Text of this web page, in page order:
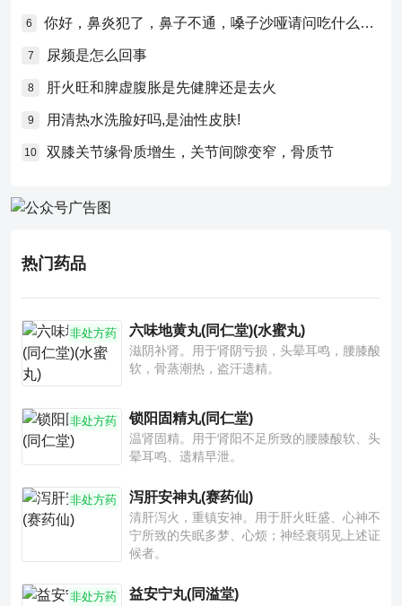
6 你好，鼻炎犯了，鼻子不通，嗓子沙哑请问吃什么药比较好？
7 尿频是怎么回事
8 肝火旺和脾虚腹胀是先健脾还是去火
9 用清热水洗脸好吗,是油性皮肤!
10 双膝关节缘骨质增生，关节间隙变窄，骨质节
热门药品
非处方药 六味地黄丸(同仁堂)(水蜜丸)
滋阴补肾。用于肾阴亏损，头晕耳鸣，腰膝酸
软，骨蒸潮热，盗汗遗精。
非处方药 锁阳固精丸(同仁堂)
温肾固精。用于肾阳不足所致的腰膝酸软、头
晕耳鸣、遗精早泄。
非处方药 泻肝安神丸(赛药仙)
清肝泻火，重镇安神。用于肝火旺盛、心神不
宁所致的失眠多梦、心烦；神经衰弱见上述证
候者。
非处方药 益安宁丸(同溢堂)